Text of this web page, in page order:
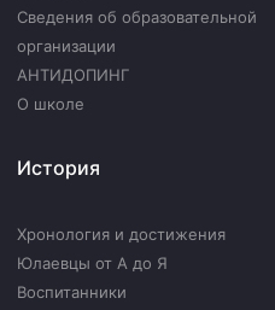
Сведения об образовательной
организации
АНТИДОПИНГ
О школе
История
Хронология и достижения
Юлаевцы от А до Я
Воспитанники